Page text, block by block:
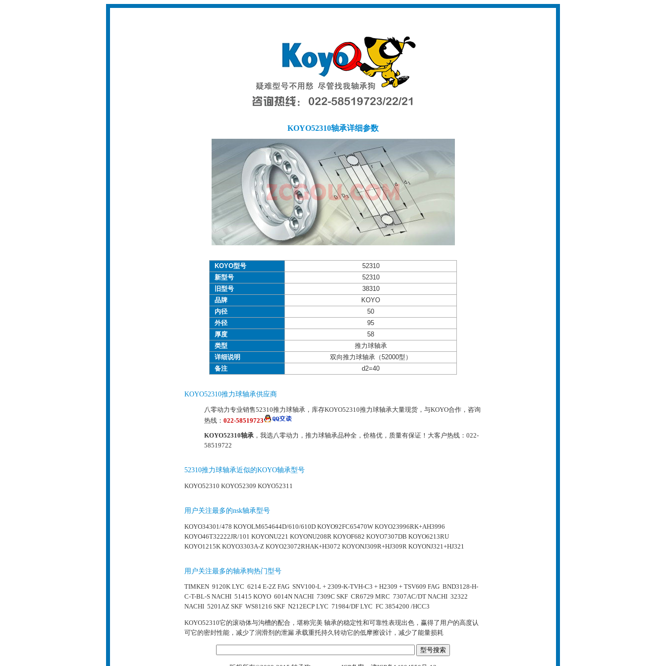
KOYO52310轴承详细参数
KOYO型号
52310
新型号
52310
旧型号
38310
品牌
KOYO
内径
50
外径
95
厚度
58
类型
推力球轴承
详细说明
双向推力球轴承（52000型）
备注
d2=40
KOYO52310推力球轴承供应商
八零动力专业销售52310推力球轴承，库存KOYO52310推力球轴承大量现货，与KOYO合作，咨询
热线： 022-58519723
KOYO52310轴承 ，我选八零动力，推力球轴承品种全，价格优，质量有保证！大客户热线：022-
58519722
52310推力球轴承近似的KOYO轴承型号
KOYO52310 KOYO52309 KOYO52311
用户关注最多的nsk轴承型号
KOYO34301/478 KOYOLM654644D/610/610D KOYO92FC65470W KOYO23996RK+AH3996
KOYO46T32222JR/101 KOYONU221 KOYONU208R KOYOF682 KOYO7307DB KOYO6213RU
KOYO1215K KOYO3303A-Z KOYO23072RHAK+H3072 KOYONJ309R+HJ309R KOYONJ321+HJ321
用户关注最多的轴承狗热门型号
TIMKEN 9120K LYC 6214 E-2Z FAG SNV100-L + 2309-K-TVH-C3 + H2309 + TSV609 FAG BND3128-H-
C-T-BL-S NACHI 51415 KOYO 6014N NACHI 7309C SKF CR6729 MRC 7307AC/DT NACHI 32322
NACHI 5201AZ SKF WS81216 SKF N212ECP LYC 71984/DF LYC FC 3854200 /HCC3
KOYO52310它的滚动体与沟槽的配合，堪称完美 轴承的稳定性和可靠性表现出色，赢得了用户的高度认
可它的密封性能，减少了润滑剂的泄漏 承载重托持久转动它的低摩擦设计，减少了能量损耗